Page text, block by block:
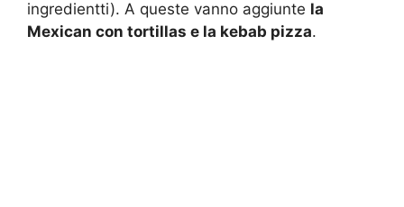
ingredientti). A queste vanno aggiunte la
Mexican con tortillas e la kebab pizza.